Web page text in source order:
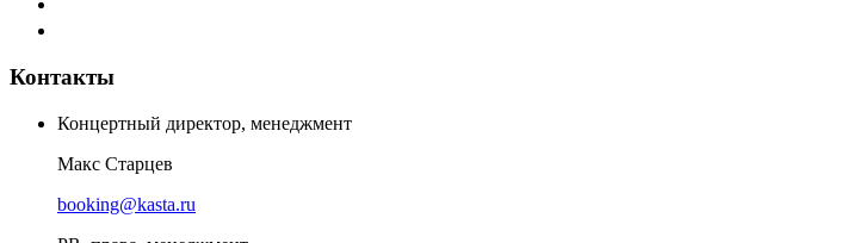
Контакты
Концертный директор, менеджмент
Макс Старцев
booking@kasta.ru